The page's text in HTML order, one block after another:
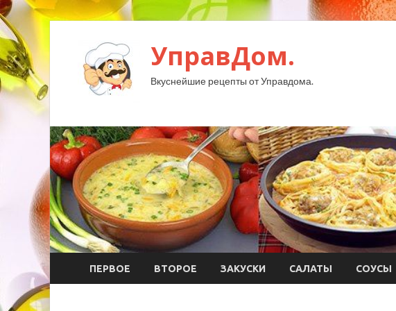
УправДом.
Вкуснейшие рецепты от Управдома.
ПЕРВОЕ ВТОРОЕ ЗАКУСКИ САЛАТЫ СОУСЫ